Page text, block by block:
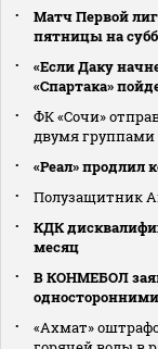
Матч Первой
пятницы на
«Если Даку
«Спартака»
ФК «Сочи»
двумя группами
«Реал» продлил
Полузащитник
КДК
месяц
В КОНМЕБОЛ
«Ахмат»